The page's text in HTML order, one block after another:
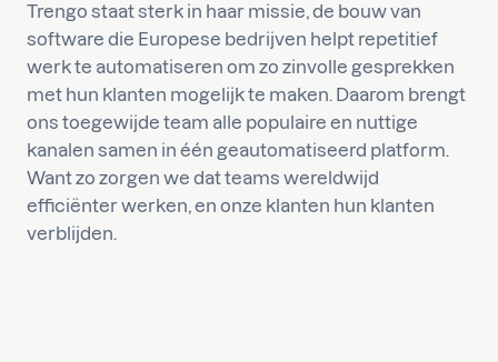
Trengo staat sterk in haar missie, de bouw van
software die Europese bedrijven helpt repetitief
werk te automatiseren om zo zinvolle gesprekken
met hun klanten mogelijk te maken. Daarom brengt
ons toegewijde team alle populaire en nuttige
kanalen samen in één geautomatiseerd platform.
Want zo zorgen we dat teams wereldwijd
efficiënter werken, en onze klanten hun klanten
verblijden.